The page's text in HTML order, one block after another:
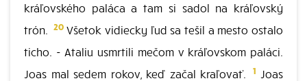
kráľovského paláca a tam si sadol na kráľovský
trón. 20Všetok vidiecky ľud sa tešil a mesto ostalo
ticho. - Ataliu usmrtili mečom v kráľovskom paláci.
Joas mal sedem rokov, keď začal kraľovať.
1 Joas